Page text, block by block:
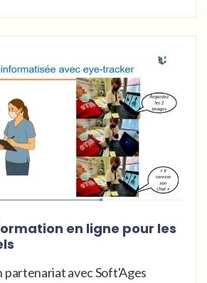
en ligne pour les
partenariat avec Soft'Ages